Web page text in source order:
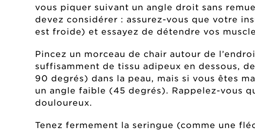
vous piquer suivant un angle droit sans
devez considérer : assurez-vous que votre
est froide) et essayez de détendre vos
Pincez un morceau de chair autour de
suffisamment de tissu adipeux en dessous,
90 degrés) dans la peau, mais si vous êtes
un angle faible (45 degrés). Rappelez-vous
douloureux.
Tenez fermement la seringue (comme une